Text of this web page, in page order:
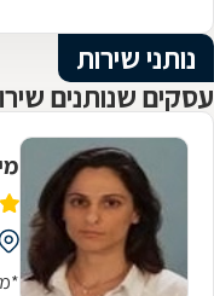
נותני שירות
עסקים שנותנים